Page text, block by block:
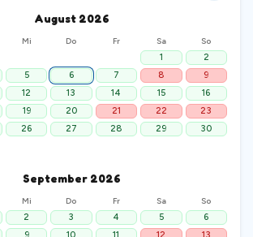
August 2026
Mi Do Fr Sa
So
1
2
5 6 7 8
9
12 13 14 15
16
19 20 21 22
23
26 27 28 29
30
September 2026
Mi Do Fr Sa
So
2 3 4 5
6